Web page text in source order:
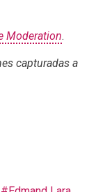
Moderation.
capturadas a